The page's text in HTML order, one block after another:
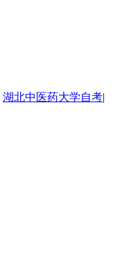
湖北中医药大学自考|